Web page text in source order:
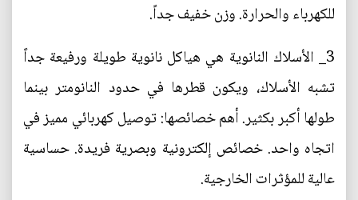
للكهرباء والحرارة. وزن خفيف جداً.
3_ الأسلاك النانوية هي هياكل نانوية طويلة ورفيعة جداً
تشبه الأسلاك، ويكون قطرها في حدود النانومتر بينما
طولها أكبر بكثير. أهم خصائصها: توصيل كهربائي مميز في
اتجاه واحد. خصائص إلكترونية وبصرية فريدة. حساسية
عالية للمؤثرات الخارجية.